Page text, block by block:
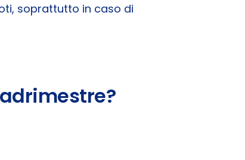
soprattutto in caso di